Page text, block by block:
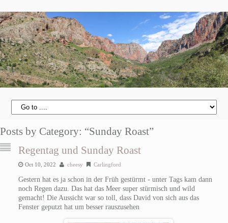
Posts by Category: “Sunday Roast”
Regentag und Sunday Roast
Oct 10, 2022 cheesy Carlingford
Gestern hat es ja schon in der Früh gestürmt - unter Tags kam dann
noch Regen dazu. Das hat das Meer super stürmisch und wild
gemacht! Die Aussicht war so toll, dass David von sich aus das
Fenster geputzt hat um besser rauszusehen